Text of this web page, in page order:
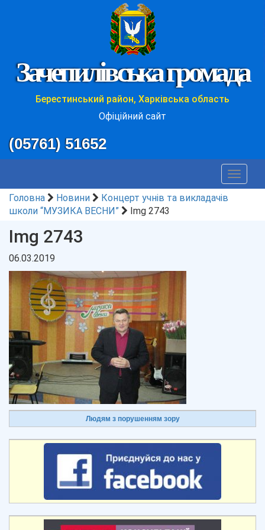
Зачепилівська громада
Берестинський район, Харківська область
Офіційний сайт
(05761) 51652
Toggle
Головна
Новини
Концерт учнів та викладачів
школи “МУЗИКА ВЕСНИ”
Img 2743
Img 2743
06.03.2019
Людям з порушенням зору